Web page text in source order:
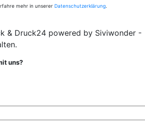
mehr in unserer Datenschutzerklärung.
& Druck24 powered by Siviwonder -
uns?